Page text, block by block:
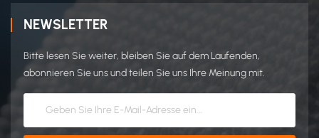
NEWSLETTER
Bitte lesen Sie weiter, bleiben Sie auf dem Laufenden,
abonnieren Sie uns und teilen Sie uns Ihre Meinung mit.